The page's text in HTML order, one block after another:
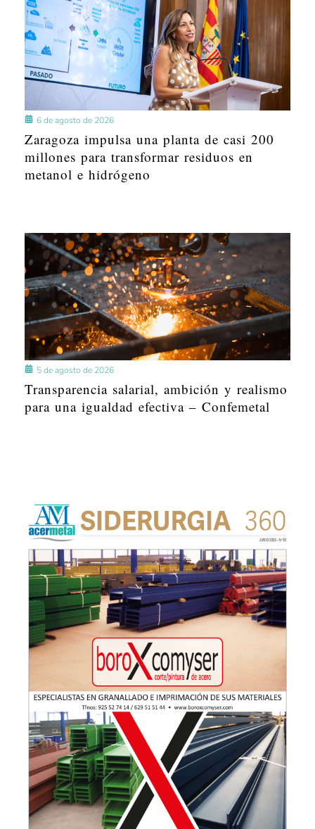
6 de agosto de 2026
Zaragoza impulsa una planta de casi 200
millones para transformar residuos en
metanol e hidrógeno
5 de agosto de 2026
Transparencia salarial, ambición y realismo
para una igualdad efectiva – Confemetal